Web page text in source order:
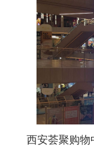
西安荟聚购物